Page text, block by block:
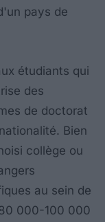
pays de
étudiants qui
des
de doctorat
Bien
collège ou
au sein de
000-100 000